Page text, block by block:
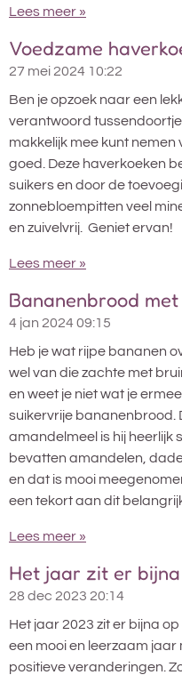
Lees meer »
Voedzame
27 mei 2024 10:22
Ben je opzoek naar een
verantwoord
makkelijk mee kunt nemen
goed. Deze haverkoeken
suikers en door de
zonnebloempitten veel
en zuivelvrij. Geniet ervan!
Lees meer »
Bananenbrood met
4 jan 202409:15
Heb je wat rijpe bananen
wel van die zachte met
en weet je niet wat je
suikervrije bananenbrood.
amandelmeel is hij heerlijk
bevatten amandelen,
en dat is mooi
een tekort aan dit
Lees meer »
Het jaar zit er bijna
28 dec 2023 20:14
Het jaar 2023 zit er bijna
een mooi en leerzaam jaar
positieve veranderingen.